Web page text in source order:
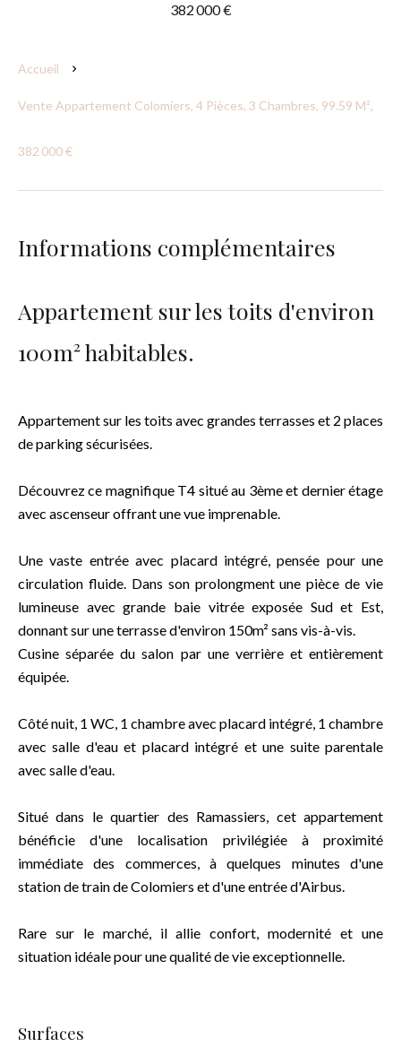
382 000 €
Accueil
Vente Appartement Colomiers, 4 Pièces, 3 Chambres, 99.59 M²,
382 000 €
Informations complémentaires
Appartement sur les toits d'environ
100m² habitables.
Appartement sur les toits avec grandes terrasses et 2 places
de parking sécurisées.
Découvrez ce magnifique T4 situé au 3ème et dernier étage
avec ascenseur offrant une vue imprenable.
Une vaste entrée avec placard intégré, pensée pour une
circulation fluide. Dans son prolongment une pièce de vie
lumineuse avec grande baie vitrée exposée Sud et Est,
donnant sur une terrasse d'environ 150m² sans vis-à-vis.
Cusine séparée du salon par une verrière et entièrement
équipée.
Côté nuit, 1 WC, 1 chambre avec placard intégré, 1 chambre
avec salle d'eau et placard intégré et une suite parentale
avec salle d'eau.
Situé dans le quartier des Ramassiers, cet appartement
bénéficie d'une localisation privilégiée à proximité
immédiate des commerces, à quelques minutes d'une
station de train de Colomiers et d'une entrée d'Airbus.
Rare sur le marché, il allie confort, modernité et une
situation idéale pour une qualité de vie exceptionnelle.
Surfaces